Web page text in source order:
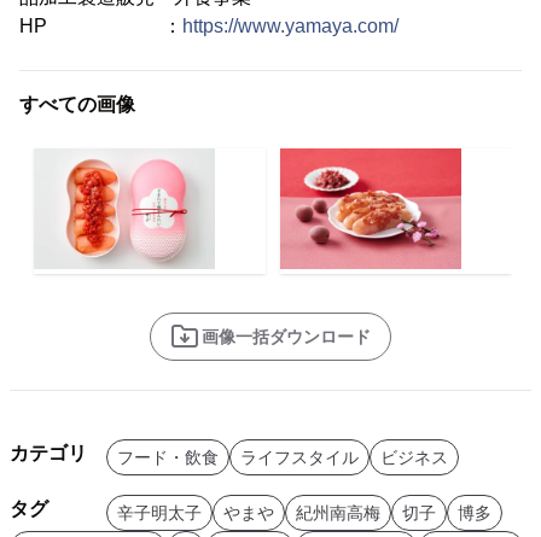
HP ： https://www.yamaya.com/
すべての画像
画像一括ダウンロード
カテゴリ フード・飲食 ライフスタイル ビジネス
タグ 辛子明太子 やまや 紀州南高梅 切子
博多